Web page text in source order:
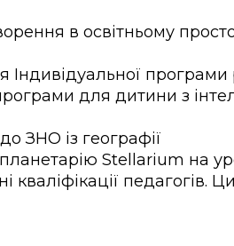
в освітньому
програми
для дитини з
ЗНО із географії
Stellarium на
педагогів.